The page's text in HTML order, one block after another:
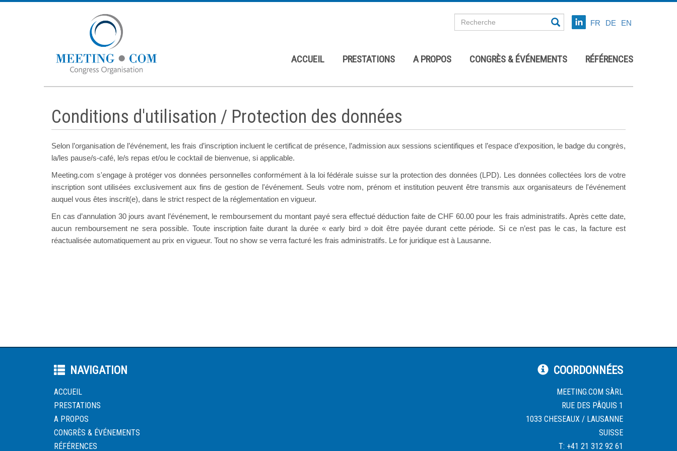
FR DE EN
ACCUEIL PRESTATIONS A PROPOS CONGRÈS & ÉVÉNEMENTS RÉFÉRENCES
Conditions d'utilisation / Protection des données
Selon l’organisation de l’événement, les frais d’inscription incluent le certificat de présence, l’admission aux sessions scientifiques et l’espace d’exposition, le badge du congrès,
la/les pause/s-café, le/s repas et/ou le cocktail de bienvenue, si applicable.
Meeting.com s'engage à protéger vos données personnelles conformément à la loi fédérale suisse sur la protection des données (LPD). Les données collectées lors de votre
inscription sont utilisées exclusivement aux fins de gestion de l'événement. Seuls votre nom, prénom et institution peuvent être transmis aux organisateurs de l'événement
auquel vous êtes inscrit(e), dans le strict respect de la réglementation en vigueur.
En cas d’annulation 30 jours avant l’événement, le remboursement du montant payé sera effectué déduction faite de CHF 60.00 pour les frais administratifs. Après cette date,
aucun remboursement ne sera possible. Toute inscription faite durant la durée « early bird » doit être payée durant cette période. Si ce n’est pas le cas, la facture est
réactualisée automatiquement au prix en vigueur. Tout no show se verra facturé les frais administratifs. Le for juridique est à Lausanne.
NAVIGATION
ACCUEIL
PRESTATIONS
A PROPOS
CONGRÈS & ÉVÉNEMENTS
RÉFÉRENCES
COORDONNÉES
MEETING.COM SÀRL
RUE DES PÂQUIS 1
1033 CHESEAUX / LAUSANNE
SUISSE
T: +41 21 312 92 61